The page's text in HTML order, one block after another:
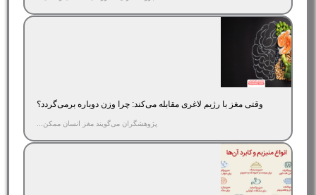
وقتی مغز با رژیم لاغری مقابله می‌کند: چرا وزن دوباره برمی‌گردد؟
پژوهشگران می‌گویند مغز انسان ممکن...